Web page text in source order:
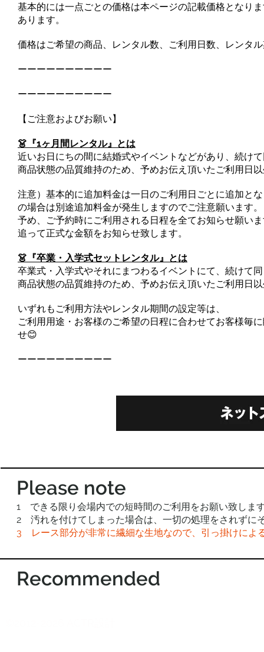
基本的には一点ごとの価格は本ページの記載価格となり
あります。
価格はご希望の商品、レンタル数、ご利用日数、レンタ
ーーーーーーーーーー
ーーーーーーーーーー
【ご注意およびお願い】
👗『1ヶ月間レンタル』とは
近いお日にちの間に結婚式やイベントなどがあり、続け
商品状態の品質維持のため、予めお伝え頂いたご利用日
注意）基本的に追加料金は一日のご利用日ごとに追加と
の場合は別途追加料金が発生しますのでご注意願います。
予め、ご予約時にご利用される日程を全てお知らせ願い
追って正式な金額をお知らせ致します。
👗『卒業・入学式セットレンタル』とは
卒業式・入学式やそれにまつわるイベントにて、続けて
商品状態の品質維持のため、予めお伝え頂いたご利用日
いずれもご利用方法やレンタル期間の設定等は、
ご利用用途・お客様のご希望の日程に合わせてお客様毎
せ😊
ーーーーーーーーーー
Please note
1 できる限り会場内での短時間のご利用をお願い致しま
2 汚れを付けてしまった場合は、一切の処理をされずに
3 レース部分が非常に繊細な生地なので、引っ掛けによ
Recommended